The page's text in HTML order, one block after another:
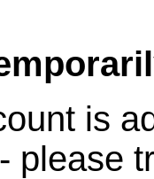
is
please